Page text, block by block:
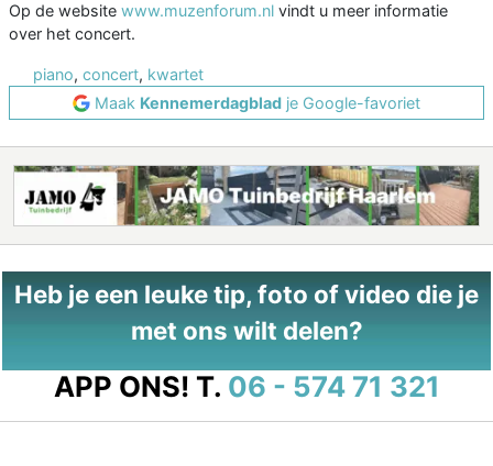
Op de website www.muzenforum.nl vindt u meer informatie
over het concert.
piano, concert, kwartet
Maak Kennemerdagblad je Google-favoriet
Heb je een leuke tip, foto of video die je
met ons wilt delen?
APP ONS! T. 06 - 574 71 321